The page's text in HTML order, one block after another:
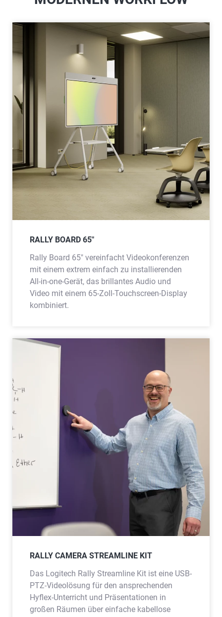
RALLY BOARD 65"
Rally Board 65" vereinfacht Videokonferenzen
mit einem extrem einfach zu installierenden
All-in-one-Gerät, das brillantes Audio und
Video mit einem 65-Zoll-Touchscreen-Display
kombiniert.
RALLY CAMERA STREAMLINE KIT
Das Logitech Rally Streamline Kit ist eine USB-
PTZ-Videolösung für den ansprechenden
Hyflex-Unterricht und Präsentationen in
großen Räumen über einfache kabellose